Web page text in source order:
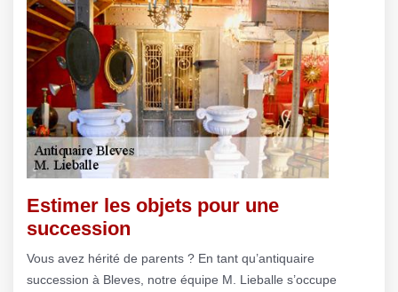
Estimer les objets pour une
succession
Vous avez hérité de parents ? En tant qu’antiquaire
succession à Bleves, notre équipe M. Lieballe s’occupe